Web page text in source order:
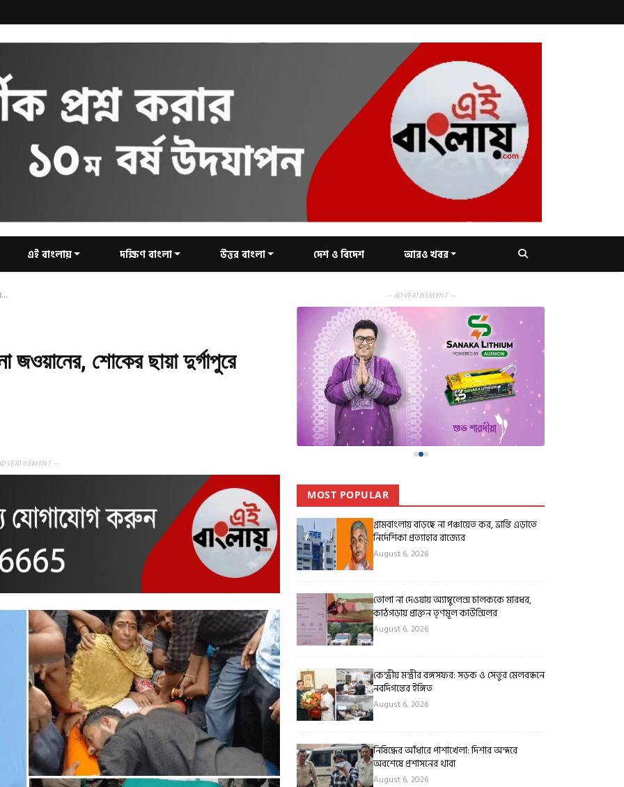
এই বাংলায় দক্ষিণ বাংলা উত্তর বাংলা দেশ ও বিদেশ আরও খবর
জওয়ানের, শোকের ছায়া দুর্গাপুরে
—
— ADVERTISEMENT —
MOST POPULAR
গ্রামবাংলায় বাড়ছে না পঞ্চায়েত কর, ভ্রান্তি এড়াতে
নির্দেশিকা প্রত্যাহার রাজ্যের
August 6, 2026
তোলা না দেওয়ায় অ্যাম্বুলেন্স চালককে মারধর,
কাঠগড়ায় প্রাক্তন তৃণমূল কাউন্সিলর
August 6, 2026
কেন্দ্রীয় মন্ত্রীর বঙ্গসফর: সড়ক ও সেতুর মেলবন্ধনে
নবদিগন্তের ইঙ্গিত
August 6, 2026
নিষিদ্ধের আঁধারে পাশাখেলা: দিশার অন্দরে
অবশেষে প্রশাসনের থাবা
August 6, 2026